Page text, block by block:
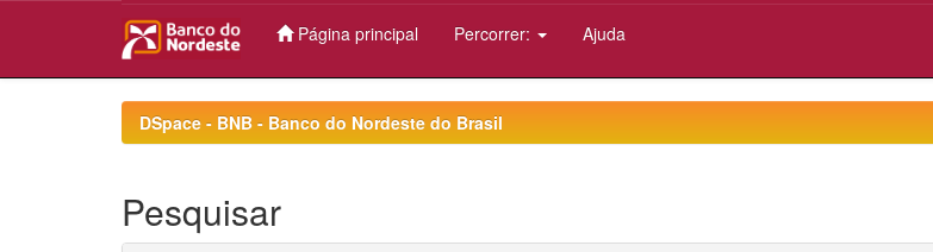
Página principal Percorrer: Ajuda
DSpace - BNB - Banco do Nordeste do Brasil
Pesquisar